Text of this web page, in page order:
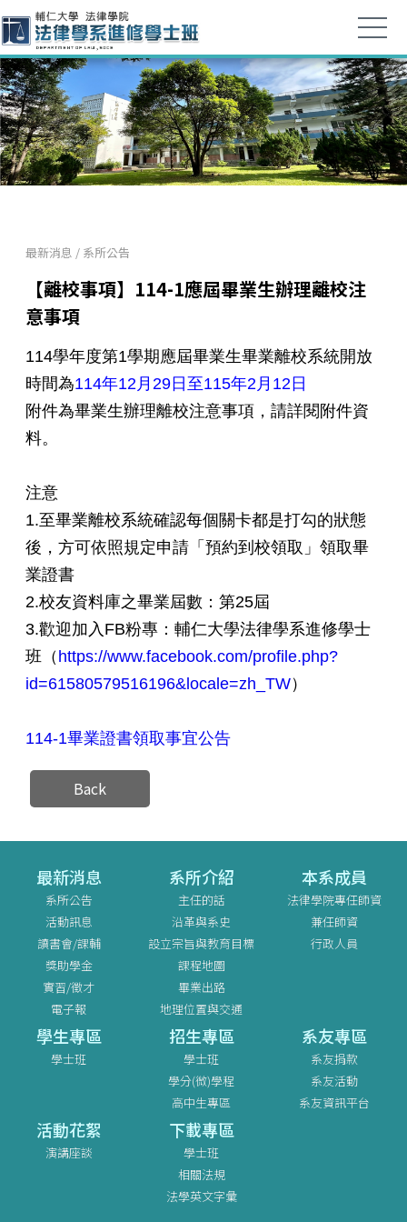
最新消息 / 系所公告
【離校事項】114-1應屆畢業生辦理離校注
意事項
114學年度第1學期應屆畢業生畢業離校系統開放
時間為114年12月29 日至115年2月 12 日
附件為畢業生辦理離校注意事項，請詳閱附件資
料。
注意
1.至畢業離校系統確認每個關卡都是打勾的狀態
後，方可依照規定申請「預約到校領取」領取畢
業證書
2.校友資料庫之畢業屆數：第25屆
3.歡迎加入FB粉專：輔仁大學法律學系進修學士
班（ https://www.facebook.com/profile.php?
id=61580579516196&locale=zh_TW）
114-1畢業證書領取事宜公告
Back
最新消息
系所公告
活動訊息
讀書會/課輔
獎助學金
實習/徵才
電子報
系所介紹
主任的話
沿革與系史
設立宗旨與教育目標
課程地圖
畢業出路
地理位置與交通
本系成員
法律學院專任師資
兼任師資
行政人員
學生專區
學士班
招生專區
學士班
學分(微)學程
高中生專區
系友專區
系友捐款
系友活動
系友資訊平台
活動花絮
演講座談
下載專區
學士班
相關法規
法學英文字彙